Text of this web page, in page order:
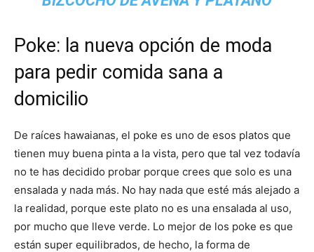
Poke: la nueva opción de moda
para pedir comida sana a
domicilio
De raíces hawaianas, el poke es uno de esos platos que
tienen muy buena pinta a la vista, pero que tal vez todavía
no te has decidido probar porque crees que solo es una
ensalada y nada más. No hay nada que esté más alejado a
la realidad, porque este plato no es una ensalada al uso,
por mucho que lleve verde. Lo mejor de los poke es que
están super equilibrados, de hecho, la forma de